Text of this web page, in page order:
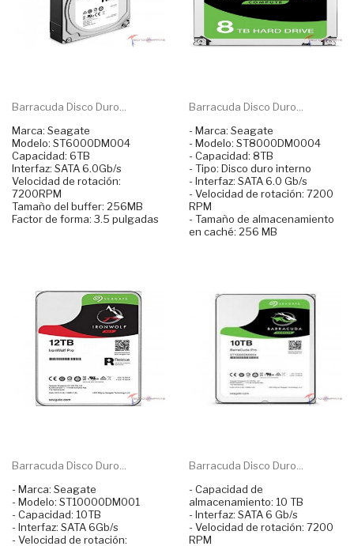
Barracuda Disco Duro...
Marca: Seagate
Modelo: ST6000DM004
Capacidad: 6TB
Interfaz: SATA 6.0Gb/s
Velocidad de rotación:
7200RPM
Tamaño del buffer: 256MB
Factor de forma: 3.5 pulgadas
Barracuda Disco Duro...
- Marca: Seagate
- Modelo: ST8000DM0004
- Capacidad: 8TB
- Tipo: Disco duro interno
- Interfaz: SATA 6.0 Gb/s
- Velocidad de rotación: 7200
RPM
- Tamaño de almacenamiento
en caché: 256 MB
Barracuda Disco Duro...
- Marca: Seagate
- Modelo: ST10000DM001
- Capacidad: 10TB
- Interfaz: SATA 6Gb/s
- Velocidad de rotación:
Barracuda Disco Duro...
- Capacidad de
almacenamiento: 10 TB
- Interfaz: SATA 6 Gb/s
- Velocidad de rotación: 7200
RPM